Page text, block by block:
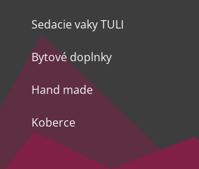
Sedacie vaky TULI
Bytové doplnky
Hand made
Koberce